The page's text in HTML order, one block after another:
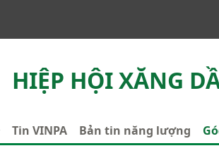
HIỆP HỘI XĂNG
Tin VINPA Bản tin năng lượng